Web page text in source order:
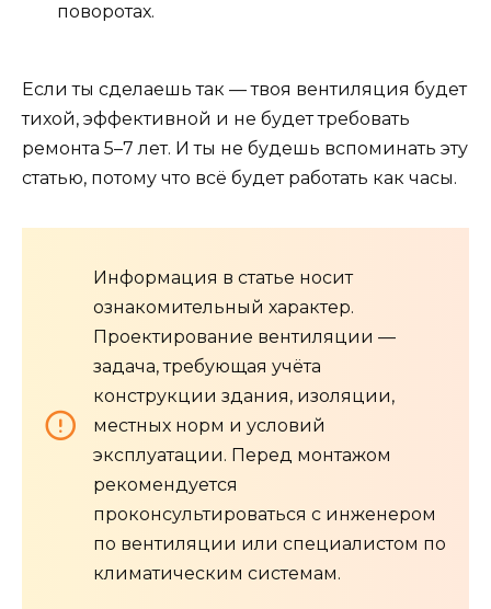
поворотах.
Если ты сделаешь так — твоя вентиляция будет
тихой, эффективной и не будет требовать
ремонта 5–7 лет. И ты не будешь вспоминать эту
статью, потому что всё будет работать как часы.
Информация в статье носит
ознакомительный характер.
Проектирование вентиляции —
задача, требующая учёта
конструкции здания, изоляции,
местных норм и условий
эксплуатации. Перед монтажом
рекомендуется
проконсультироваться с инженером
по вентиляции или специалистом по
климатическим системам.